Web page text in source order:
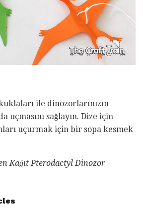
ile dinozorlarınızın
uçmasını sağlayın. Dize için
uçurmak için bir sopa kesmek
Kağıt Pterodactyl Dinozor